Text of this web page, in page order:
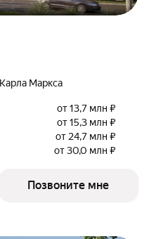
Маркса
от 13,7 млн ₽
от 15,3 млн ₽
от 24,7 млн ₽
от 30,0 млн ₽
Позвоните мне